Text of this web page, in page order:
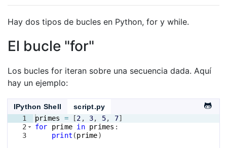
Hay dos tipos de bucles en Python, for y while.
El bucle "for"
Los bucles for iteran sobre una secuencia dada. Aquí
hay un ejemplo:
IPython Shell
script.py
1
2
3
primes = [2 , 3, 5, 7]
for
prime in primes :
print (prime)